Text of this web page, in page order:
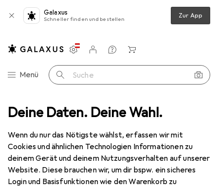
Deine Daten. Deine Wahl.
Wenn du nur das Nötigste wählst, erfassen wir mit
Cookies und ähnlichen Technologien Informationen zu
deinem Gerät und deinem Nutzungsverhalten auf unserer
Website. Diese brauchen wir, um dir bspw. ein sicheres
Login und Basisfunktionen wie den Warenkorb zu
Galaxus
Schneller finden und bestellen Zur App
Navigation nach Kategorien
Menü Suche
Einstellungen
Kundenkonto
Vergleichslisten
Merklisten
Warenkorb
Basteln Modellieren + Giessen Modellierwerkzeug
Modellierwerkzeug
Produkte Forum